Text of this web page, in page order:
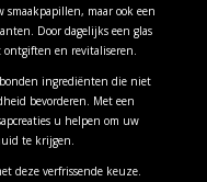
maar ook een
Door dagelijks een glas
en revitaliseren.
ingrediënten die niet
bevorderen. Met een
u helpen om uw
te krijgen.
deze verfrissende keuze.